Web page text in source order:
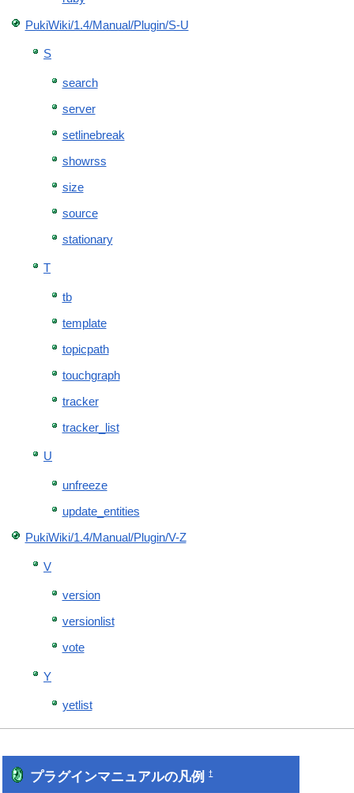
PukiWiki/1.4/Manual/Plugin/S-U
S
search
server
setlinebreak
showrss
size
source
stationary
T
tb
template
topicpath
touchgraph
tracker
tracker_list
U
unfreeze
update_entities
PukiWiki/1.4/Manual/Plugin/V-Z
V
version
versionlist
vote
Y
yetlist
プラグインマニュアルの凡例†